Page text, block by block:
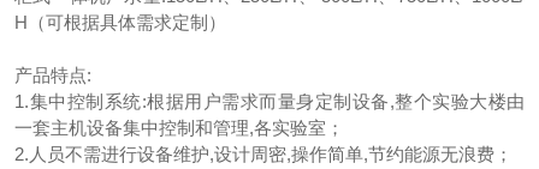
H（可根据具体需求定制）
产品特点:
1.集中控制系统:根据用户需求而量身定制设备,整个实验大楼由
一套主机设备集中控制和管理,各实验室；
2.人员不需进行设备维护,设计周密,操作简单,节约能源无浪费；